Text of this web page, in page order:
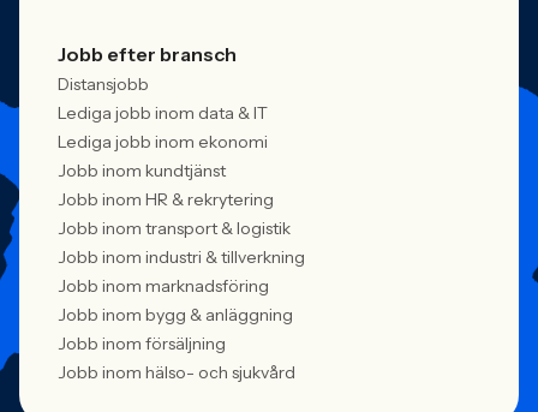
Jobb efter bransch
Distansjobb
Lediga jobb inom data & IT
Lediga jobb inom ekonomi
Jobb inom kundtjänst
Jobb inom HR & rekrytering
Jobb inom transport & logistik
Jobb inom industri & tillverkning
Jobb inom marknadsföring
Jobb inom bygg & anläggning
Jobb inom försäljning
Jobb inom hälso- och sjukvård